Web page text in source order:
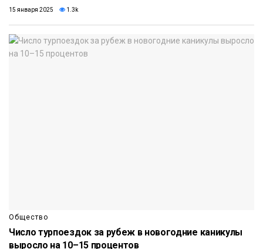
15 января 2025 1.3k
Общество
Число турпоездок за рубеж в новогодние каникулы
выросло на 10–15 процентов